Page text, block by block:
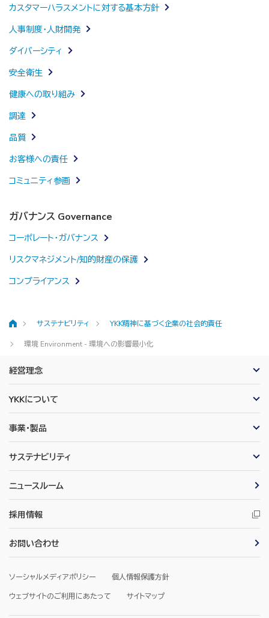
カスタマーハラスメントに対する基本方針
人事制度・人財開発
ダイバーシティ
安全衛生
健康への取り組み
調達
品質
お客様への責任
コミュニティ参画
ガバナンス Governance
コーポレート・ガバナンス
リスクマネジメント/知的財産の保護
コンプライアンス
ホームサステナビリティ YKK精神に基づく企業の社会的責任
環境 Environment - 環境への影響最小化
経営理念
YKKについて
事業・製品
サステナビリティ
ニュースルーム
採用情報
お問い合わせ
ソーシャルメディアポリシー
個人情報保護方針
ウェブサイトのご利用にあたって
サイトマップ